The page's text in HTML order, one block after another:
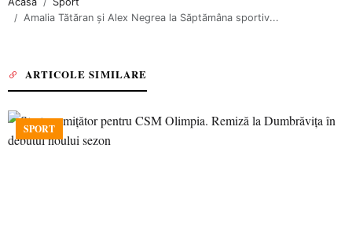
Amalia Tătăran și Alex Negrea la Săptămâna sportiv...
ARTICOLE SIMILARE
SPORT